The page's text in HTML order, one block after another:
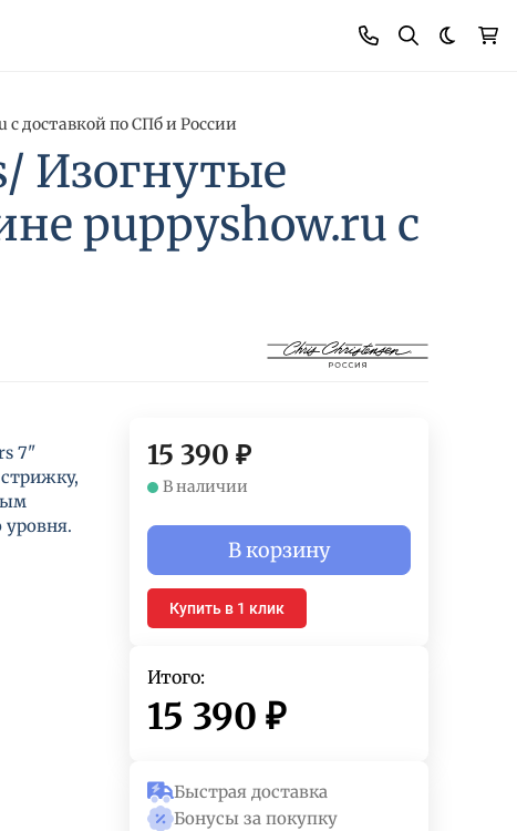
доставкой по СПб и России
Изогнутые
puppyshow.ru с
7"
15 390 ₽
В наличии
В корзину
Купить в 1 клик
Итого:
15 390 ₽
Быстрая доставка
Бонусы за покупку